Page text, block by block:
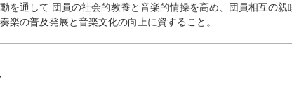
を通して 団員の社会的教養と音楽的情操を高め、団員相互の
楽の普及発展と音楽文化の向上に資すること。